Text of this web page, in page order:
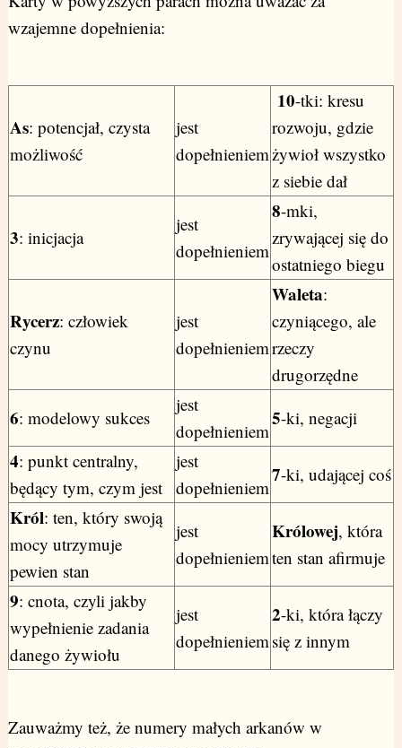
wzajemne dopełnienia:
As: potencjał, czysta
możliwość
jest
dopełnieniem
10-tki: kresu
rozwoju, gdzie
żywioł wszystko
z siebie dał
3: inicjacja
jest
dopełnieniem
8-mki,
zrywającej się do
ostatniego biegu
Rycerz: człowiek
czynu
jest
dopełnieniem
Waleta:
czyniącego, ale
rzeczy
drugorzędne
6: modelowy sukces
jest
dopełnieniem
5-ki, negacji
4: punkt centralny,
będący tym, czym jest
jest
dopełnieniem
7-ki, udającej coś
Król: ten, który swoją
mocy utrzymuje
pewien stan
jest
dopełnieniem
Królowej, która
ten stan afirmuje
9: cnota, czyli jakby
wypełnienie zadania
danego żywiołu
jest
dopełnieniem
2-ki, która łączy
się z innym
Zauważmy też, że numery małych arkanów w